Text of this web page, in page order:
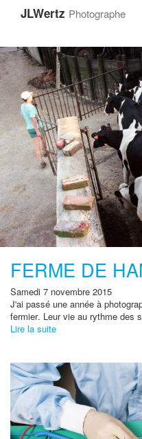
JLWertz Photographe
FERME DE
Samedi 7 novembre 2015
J'ai passé une année à
fermier. Leur vie au rythme des
Lire la suite